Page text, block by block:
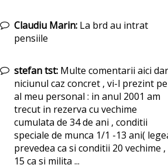
Claudiu Marin:La brd au intrat
pensiile
stefan tst:Multe comentarii aici dar
niciunul caz concret , vi-l prezint pe
al meu personal : in anul 2001 am
trecut in rezerva cu vechime
cumulata de 34 de ani , conditii
speciale de munca 1/1 -13 ani(
prevedea ca si conditii 20 vechime ,
15 ca si milita ...